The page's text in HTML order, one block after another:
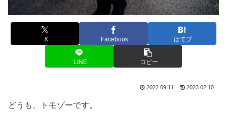
X Facebook はてブ
LINE コピー
2022.09.11 2023.02.10
どうも、トモゾーです。